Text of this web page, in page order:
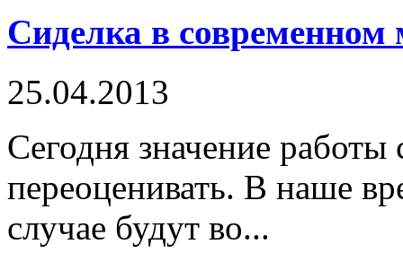
Сиделка в современном
25.04.2013
Сегодня значение
переоценивать. В наше
случае будут во...